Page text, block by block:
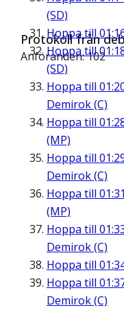
(SD)
Hoppa till
Hoppa till
(SD)
Hoppa till
Demirok (C)
Hoppa till
(MP)
Hoppa till
Demirok (C)
Hoppa till
(MP)
Hoppa till
Demirok (C)
Hoppa till
Hoppa till
Demirok (C)
Protokoll från
Anföranden: 102